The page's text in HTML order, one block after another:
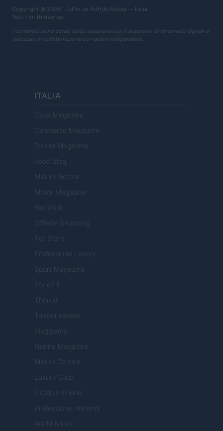
Copyright © 2026 · Edito da AdHub Media — Italia
Tutti i diritti riservati
I contenuti sono curati dalla redazione con il supporto di strumenti digitali e
realizzati in collaborazione con autori indipendenti.
ITALIA
Casa Magazine
Cineverse Magazine
Donne Magazine
Food Blog
Milano Notizie
Motor Magazine
Notizie.it
Offerte Shopping
Pet Story
Professione Lavoro
Sport Magazine
Style24
Think.it
Tuobenessere
Viaggiamo
Nonne Magazine
Milano Cortina
Luxury Club
Il Calcio Online
Professione mamma
World Music